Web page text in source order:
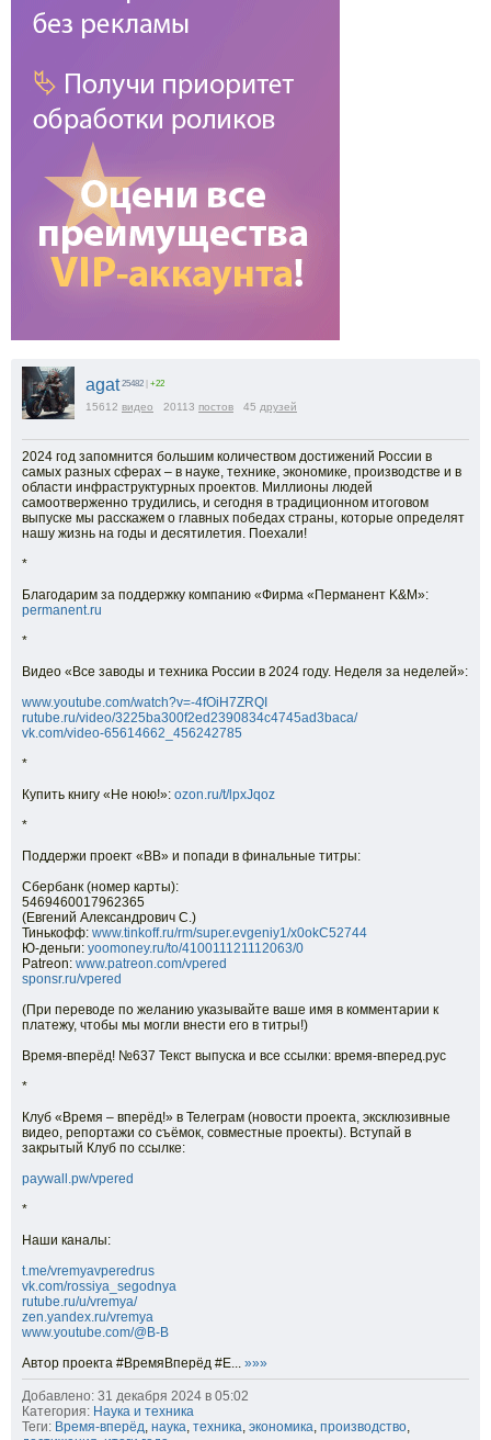
agat 25482 +22
15612 видео 20113 постов 45 друзей
2024 год запомнится большим количеством достижений России в
самых разных сферах – в науке, технике, экономике, производстве и в
области инфраструктурных проектов. Миллионы людей
самоотверженно трудились, и сегодня в традиционном итоговом
выпуске мы расскажем о главных победах страны, которые определят
нашу жизнь на годы и десятилетия. Поехали!
*
Благодарим за поддержку компанию «Фирма «Перманент K&M»:
permanent.ru
*
Видео «Все заводы и техника России в 2024 году. Неделя за неделей»:
www.youtube.com/watch?v=-4fOiH7ZRQI
rutube.ru/video/3225ba300f2ed2390834c4745ad3baca/
vk.com/video-65614662_456242785
*
Купить книгу «Не ною!»: ozon.ru/t/lpxJqoz
*
Поддержи проект «ВВ» и попади в финальные титры:
Сбербанк (номер карты):
5469460017962365
(Евгений Александрович С.)
Тинькофф: www.tinkoff.ru/rm/super.evgeniy1/x0okC52744
Ю-деньги: yoomoney.ru/to/410011121112063/0
Patreon: www.patreon.com/vpered
sponsr.ru/vpered
(При переводе по желанию указывайте ваше имя в комментарии к
платежу, чтобы мы могли внести его в титры!)
Время-вперёд! №637 Текст выпуска и все ссылки: время-вперед.рус
*
Клуб «Время – вперёд!» в Телеграм (новости проекта, эксклюзивные
видео, репортажи со съёмок, совместные проекты). Вступай в
закрытый Клуб по ссылке:
paywall.pw/vpered
*
Наши каналы:
t.me/vremyavperedrus
vk.com/rossiya_segodnya
rutube.ru/u/vremya/
zen.yandex.ru/vremya
www.youtube.com/@B-B
Автор проекта #ВремяВперёд #Е... »»»
Добавлено: 31 декабря 2024 в 05:02
Категория: Наука и техника
Теги: Время-вперёд, наука, техника, экономика, производство,